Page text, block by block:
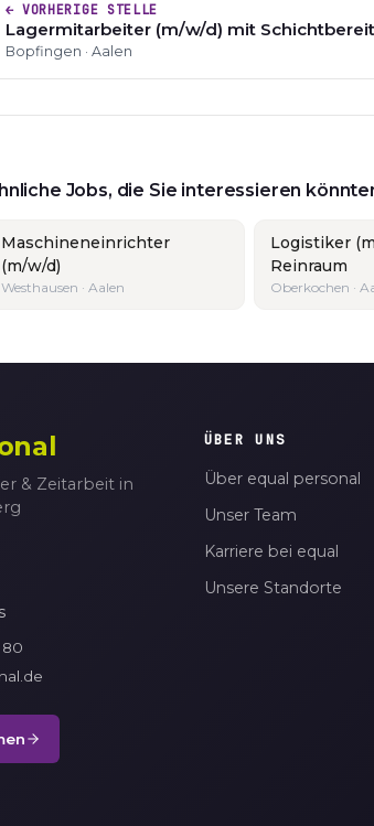
← VORHERIGE STELLE
Lagermitarbeiter (m/w/d) mit
Bopfingen · Aalen
Jobs, die Sie interessieren
Maschineneinrichter
(m/w/d)
Westhausen · Aalen
Logistiker
Reinraum
Oberkochen ·
& Zeitarbeit in
80
ÜBER UNS
Über equal personal
Unser Team
Karriere bei equal
Unsere Standorte